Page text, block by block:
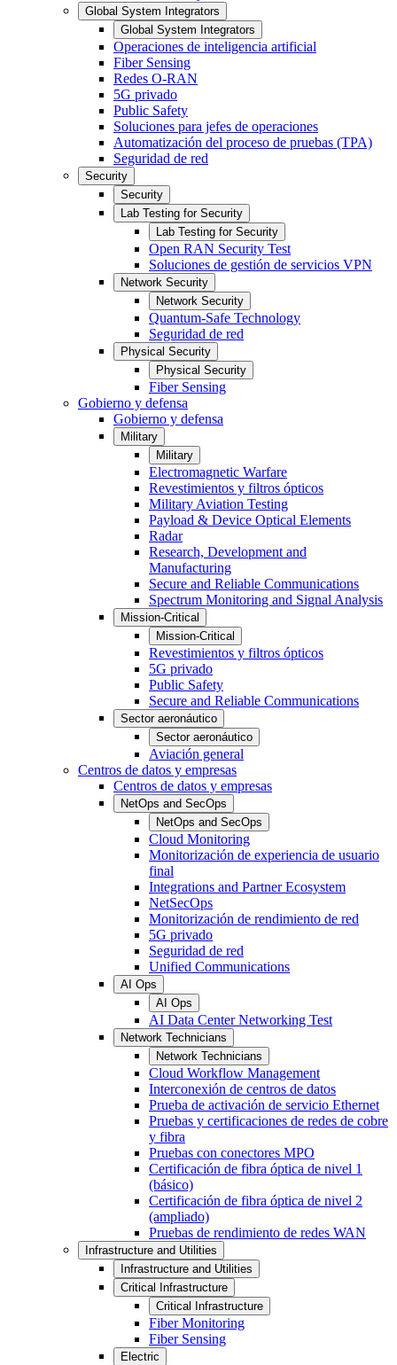
Global System Integrators
Global System Integrators
Operaciones de inteligencia artificial
Fiber Sensing
Redes O-RAN
5G privado
Public Safety
Soluciones para jefes de operaciones
Automatización del proceso de pruebas (TPA)
Seguridad de red
Security
Security
Lab Testing for Security
Lab Testing for Security
Open RAN Security Test
Soluciones de gestión de servicios VPN
Network Security
Network Security
Quantum-Safe Technology
Seguridad de red
Physical Security
Physical Security
Fiber Sensing
Gobierno y defensa
Gobierno y defensa
Military
Military
Electromagnetic Warfare
Revestimientos y filtros ópticos
Military Aviation Testing
Payload & Device Optical Elements
Radar
Research, Development and
Manufacturing
Secure and Reliable Communications
Spectrum Monitoring and Signal Analysis
Mission-Critical
Mission-Critical
Revestimientos y filtros ópticos
5G privado
Public Safety
Secure and Reliable Communications
Sector aeronáutico
Sector aeronáutico
Aviación general
Centros de datos y empresas
Centros de datos y empresas
NetOps and SecOps
NetOps and SecOps
Cloud Monitoring
Monitorización de experiencia de usuario
final
Integrations and Partner Ecosystem
NetSecOps
Monitorización de rendimiento de red
5G privado
Seguridad de red
Unified Communications
AI Ops
AI Ops
AI Data Center Networking Test
Network Technicians
Network Technicians
Cloud Workflow Management
Interconexión de centros de datos
Prueba de activación de servicio Ethernet
Pruebas y certificaciones de redes de cobre
y fibra
Pruebas con conectores MPO
Certificación de fibra óptica de nivel 1
(básico)
Certificación de fibra óptica de nivel 2
(ampliado)
Pruebas de rendimiento de redes WAN
Infrastructure and Utilities
Infrastructure and Utilities
Critical Infrastructure
Critical Infrastructure
Fiber Monitoring
Fiber Sensing
Electric